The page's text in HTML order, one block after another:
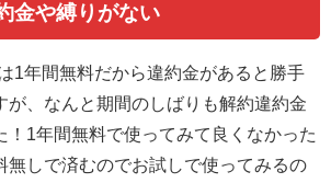
金や縛りがない
1年間無料だから違約金があると勝手
が、なんと期間のしばりも解約違約金
！1年間無料で使ってみて良くなかった
無しで済むのでお試しで使ってみるの